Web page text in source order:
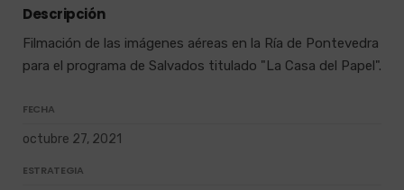
Descripción
Filmación de las imágenes aéreas en la Ría de Pontevedra
para el programa de Salvados titulado "La Casa del Papel".
FECHA
octubre 27, 2021
ESTRATEGIA